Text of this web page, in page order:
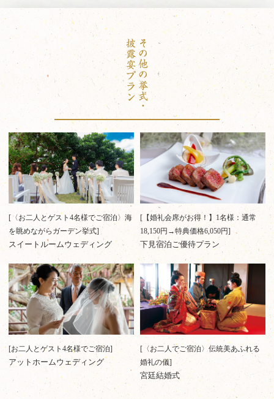
[〈お二人とゲスト4名様でご宿泊〉海
を眺めながらガーデン挙式]
スイートルームウェディング
[【婚礼会席がお得！】1名様：通常
18,150円→特典価格6,050円]
下見宿泊ご優待プラン
[お二人とゲスト4名様でご宿泊]
アットホームウェディング
[〈お二人でご宿泊〉伝統美あふれる
婚礼の儀]
宮廷結婚式